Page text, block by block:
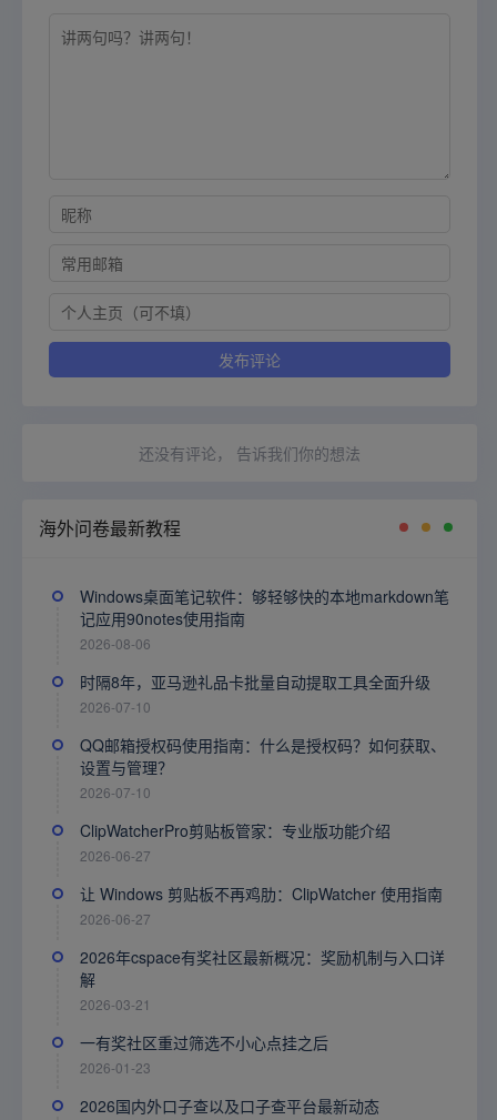
还没有评论， 告诉我们你的想法
海外问卷最新教程
Windows桌面笔记软件：够轻够快的本地markdown笔
记应用90notes使用指南
2026-08-06
时隔8年，亚马逊礼品卡批量自动提取工具全面升级
2026-07-10
QQ邮箱授权码使用指南：什么是授权码？如何获取、
设置与管理？
2026-07-10
ClipWatcherPro剪贴板管家：专业版功能介绍
2026-06-27
让 Windows 剪贴板不再鸡肋：ClipWatcher 使用指南
2026-06-27
2026年cspace有奖社区最新概况：奖励机制与入口详
解
2026-03-21
一有奖社区重过筛选不小心点挂之后
2026-01-23
2026国内外口子查以及口子查平台最新动态